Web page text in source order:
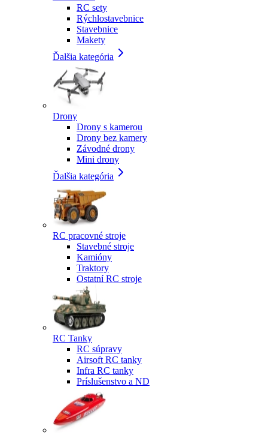
RC sety
Rýchlostavebnice
Stavebnice
Makety
Ďalšia kategória
Drony
Drony s kamerou
Drony bez kamery
Závodné drony
Mini drony
Ďalšia kategória
RC pracovné stroje
Stavebné stroje
Kamióny
Traktory
Ostatní RC stroje
RC Tanky
RC súpravy
Airsoft RC tanky
Infra RC tanky
Príslušenstvo a ND